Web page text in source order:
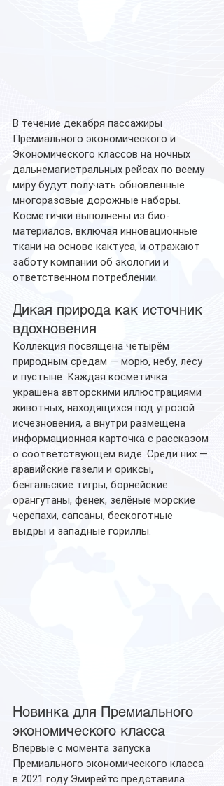
В течение декабря пассажиры
Премиального экономического и
Экономического классов на ночных
дальнемагистральных рейсах по всему
миру будут получать обновлённые
многоразовые дорожные наборы.
Косметички выполнены из био-
материалов, включая инновационные
ткани на основе кактуса, и отражают
заботу компании об экологии и
ответственном потреблении.
Дикая природа как источник
вдохновения
Коллекция посвящена четырём
природным средам — морю, небу, лесу
и пустыне. Каждая косметичка
украшена авторскими иллюстрациями
животных, находящихся под угрозой
исчезновения, а внутри размещена
информационная карточка с рассказом
о соответствующем виде. Среди них —
аравийские газели и ориксы,
бенгальские тигры, борнейские
орангутаны, фенек, зелёные морские
черепахи, сапсаны, бескоготные
выдры и западные гориллы.
Новинка для Премиального
экономического класса
Впервые с момента запуска
Премиального экономического класса
в 2021 году Эмирейтс представила